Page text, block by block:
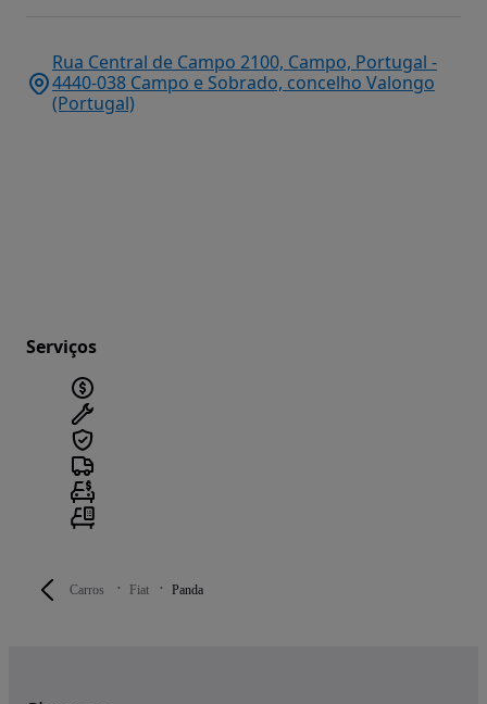
Carros Fiat Panda
Rua Central de Campo 2100, Campo, Portugal -
4440-038 Campo e Sobrado, concelho Valongo
(Portugal)
Serviços